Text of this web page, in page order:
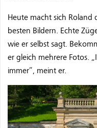
Heute macht sich
besten Bildern. Echte
wie er selbst sagt.
er gleich mehrere Fotos.
immer“, meint er.